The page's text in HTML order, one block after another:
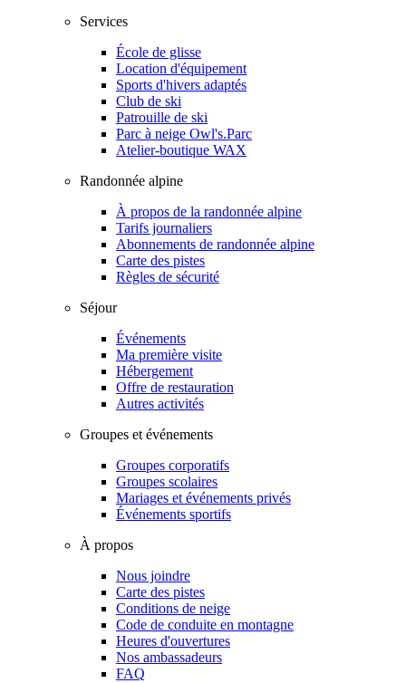
Services
École de glisse
Location d'équipement
Sports d'hivers adaptés
Club de ski
Patrouille de ski
Parc à neige Owl's.Parc
Atelier-boutique WAX
Randonnée alpine
À propos de la randonnée alpine
Tarifs journaliers
Abonnements de randonnée alpine
Carte des pistes
Règles de sécurité
Séjour
Événements
Ma première visite
Hébergement
Offre de restauration
Autres activités
Groupes et événements
Groupes corporatifs
Groupes scolaires
Mariages et événements privés
Événements sportifs
À propos
Nous joindre
Carte des pistes
Conditions de neige
Code de conduite en montagne
Heures d'ouvertures
Nos ambassadeurs
FAQ